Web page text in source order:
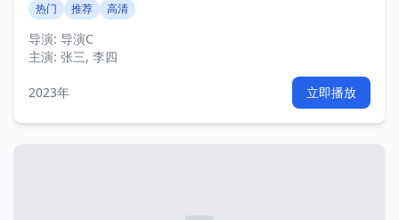
热门 推荐 高清
导演: 导演C
主演: 张三, 李四
2023年 立即播放